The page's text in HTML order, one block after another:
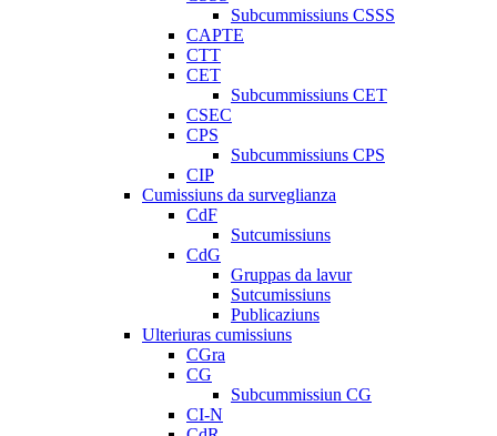
Subcummissiuns CSSS
CAPTE
CTT
CET
Subcummissiuns CET
CSEC
CPS
Subcummissiuns CPS
CIP
Cumissiuns da surveglianza
CdF
Sutcumissiuns
CdG
Gruppas da lavur
Sutcumissiuns
Publicaziuns
Ulteriuras cumissiuns
CGra
CG
Subcummissiun CG
CI-N